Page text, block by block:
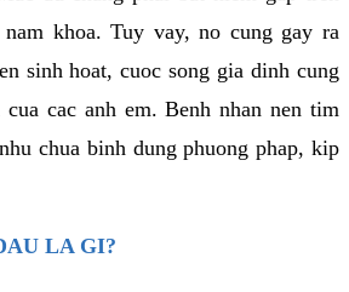
khoa. Tuy vay, no cung gay ra
sinh hoat, cuoc song gia dinh cung
cac anh em. Benh nhan nen tim
chua binh dung phuong phap, kip
LA GI?